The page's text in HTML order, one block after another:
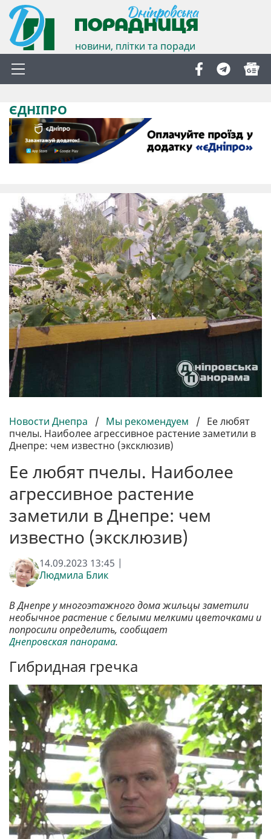
новини, плітки та поради
ЄДНІПРО
Новости Днепра / Мы рекомендуем / Ее любят
пчелы. Наиболее агрессивное растение заметили в
Днепре: чем известно (эксклюзив)
Ее любят пчелы. Наиболее
агрессивное растение
заметили в Днепре: чем
известно (эксклюзив)
14.09.2023 13:45 |
Людмила Блик
В Днепре у многоэтажного дома жильцы заметили
необычное растение с белыми мелкими цветочками и
попросили определить, сообщает
Днепровская панорама.
Гибридная гречка